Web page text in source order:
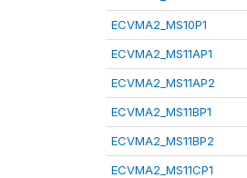
ECVMA2_MS10P1
ECVMA2_MS11AP1
ECVMA2_MS11AP2
ECVMA2_MS11BP1
ECVMA2_MS11BP2
ECVMA2_MS11CP1